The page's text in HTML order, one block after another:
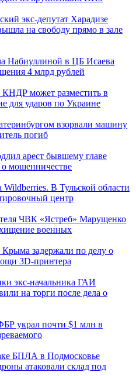
экс-депутат Харадизе
на свободу прямо в зале
Набиуллиной в ЦБ Исаева
4 млрд рублей
КНДР может разместить в
для ударов по Украине
взорвали машину
погиб
арест бывшему главе
мошенничестве
Wildberries. В Тульской области
центр
ЧВК «Ястреб» Марущенко
военных
задержали по делу о
3D‑принтера
экс-начальника ГАИ
на торги после дела о
украл почти $1 млн в
БПЛА в Подмосковье
атаковали склад под